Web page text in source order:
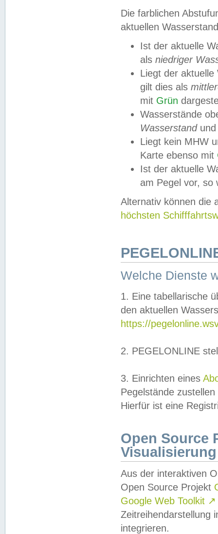
Die farblichen
aktuellen
Ist der aktuelle
als niedriger
Liegt der
gilt dies als
mit Grün
Wasserstände
Wasserstandund
Liegt kein MHW
Karte ebenso mit
Ist der aktuelle
am Pegel vor,
Alternativ können die
höchsten
Welche Dienste
1. Eine tabellarische
den aktuellen
https://
2. PEGELONLINE
3. Einrichten eines
Pegelstände
Hierfür ist eine
Open Source
Visualisierung
Aus der interaktiven
Open Source Projekt
Google Web Toolkit ↗
Zeitreihendarstellung
integrieren.